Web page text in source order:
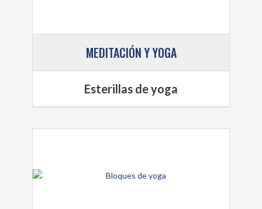
MEDITACIÓN Y YOGA
Esterillas de yoga